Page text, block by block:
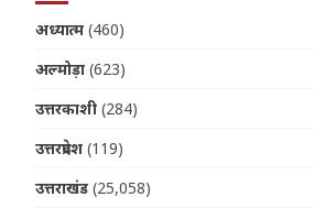
अध्यात्म (460)
अल्मोड़ा (623)
उत्तरकाशी (284)
उत्तरप्रदेश (119)
उत्तराखंड (25,058)